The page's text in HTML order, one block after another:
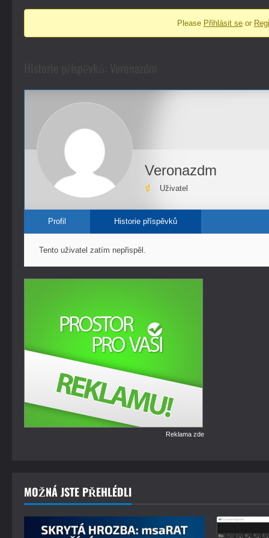
nacházíte
Please Přihlásit seor
Veronazdm
Uživatel
Profil Historie příspěvků
Tento uživatel zatím nepřispěl.
Reklama zde
MOŽNÁ JSTE PŘEHLÉDLI